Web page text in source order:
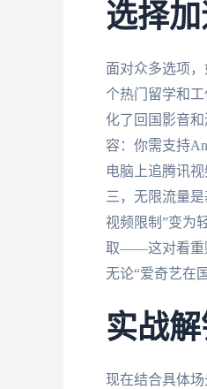
选择
面对众多选项
个热门留学和
化了回国影音
容：你需支持
电脑上追腾讯
三，无限流量
视频限制”变为
取——这对看重
无论“爱奇艺在
实战
现在结合具体